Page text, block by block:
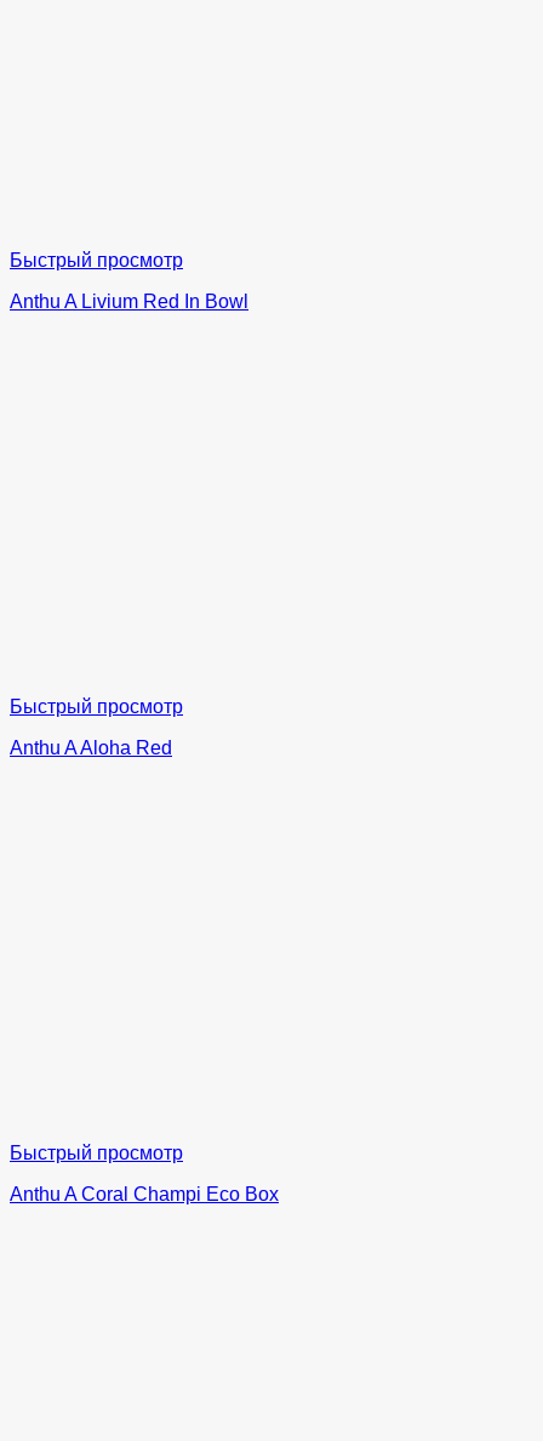
Быстрый просмотр
Anthu A Livium Red In Bowl
Быстрый просмотр
Anthu A Aloha Red
Быстрый просмотр
Anthu A Coral Champi Eco Box